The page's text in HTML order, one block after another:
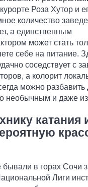
Роза Хутор и
количество
а единственным
может стать
себе на питание.
соседствует с
а колорит
можно
необычным и даже
катания
бывали в горах Сочи
Лиги